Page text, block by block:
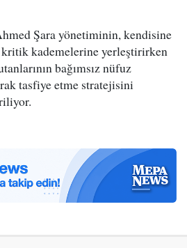
Şara yönetiminin, kendisine
kademelerine yerleştirirken
bağımsız nüfuz
tasfiye etme stratejisini